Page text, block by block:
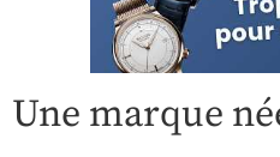
Une marque